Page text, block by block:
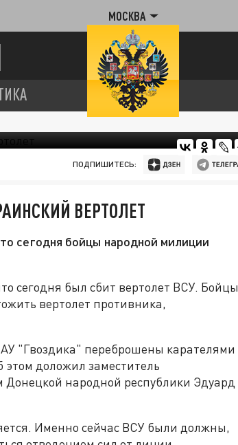
МОСКВА
ПОДПИШИТЕСЬ:
ВЕРТОЛЕТ
сегодня бойцы народной милиции
сегодня был сбит вертолет ВСУ. Бойцы
вертолет противника,
"Гвоздика" переброшены карателями
доложил заместитель
народной республики Эдуард
Именно сейчас ВСУ были должны,